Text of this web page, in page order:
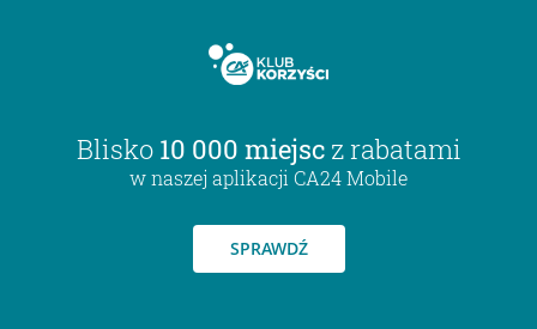
Blisko 10 000 miejsc z rabatami
w naszej aplikacji CA24 Mobile
SPRAWDŹ